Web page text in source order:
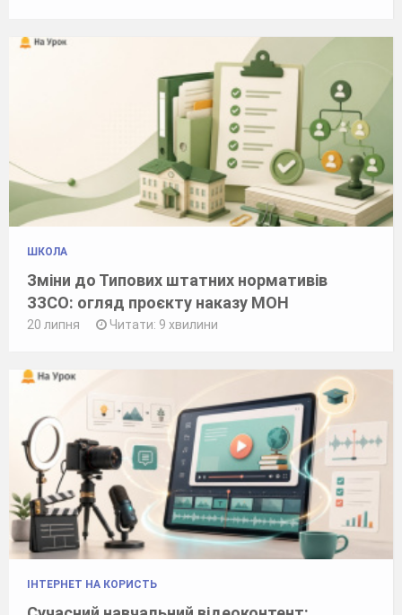
ШКОЛА
Зміни до Типових штатних нормативів
ЗЗСО: огляд проєкту наказу МОН
20 липня Читати: 9 хвилини
ІНТЕРНЕТ НА КОРИСТЬ